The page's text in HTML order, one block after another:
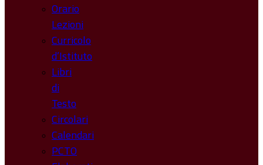
Orario
Lezioni
Curricolo
d’Istituto
Libri
di
Testo
Circolari
Calendari
PCTO